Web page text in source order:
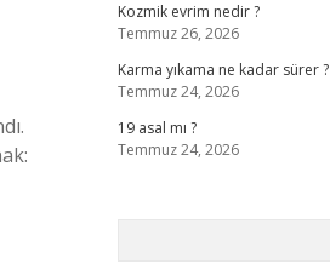
Kozmik evrim nedir ?
Temmuz 26, 2026
Karma yıkama ne kadar sürer ?
Temmuz 24, 2026
19 asal mı ?
Temmuz 24, 2026